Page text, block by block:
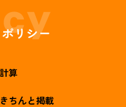
リシー
算
ちんと掲載